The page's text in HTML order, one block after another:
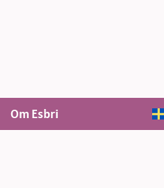
Om Esbri